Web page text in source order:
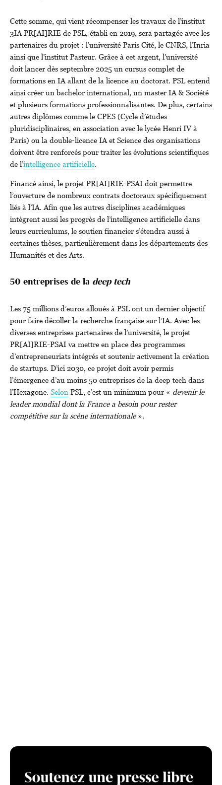
Cette somme, qui vient récompenser les travaux de l’institut
3IA PR[AI]RIE de PSL, établi en 2019, sera partagée avec les
partenaires du projet : l’université Paris Cité, le CNRS, l’Inria
ainsi que l’institut Pasteur. Grâce à cet argent, l’université
doit lancer dès septembre 2025 un cursus complet de
formations en IA allant de la licence au doctorat. PSL entend
ainsi créer un bachelor international, un master IA & Société
et plusieurs formations professionnalisantes. De plus, certains
autres diplômes comme le CPES (Cycle d’études
pluridisciplinaires, en association avec le lycée Henri IV à
Paris) ou la double-licence IA et Science des organisations
doivent être renforcés pour traiter les évolutions scientifiques
de l’intelligence artificielle.
Financé ainsi, le projet PR[AI]RIE-PSAI doit permettre
l’ouverture de nombreux contrats doctoraux spécifiquement
liés à l’IA. Afin que les autres disciplines académiques
intègrent aussi les progrès de l’intelligence artificielle dans
leurs curriculums, le soutien financier s’étendra aussi à
certaines thèses, particulièrement dans les départements des
Humanités et des Arts.
50 entreprises de la deep tech
Les 75 millions d’euros alloués à PSL ont un dernier objectif
pour faire décoller la recherche française sur l’IA. Avec les
diverses entreprises partenaires de l’université, le projet
PR[AI]RIE-PSAI va mettre en place des programmes
d’entrepreneuriats intégrés et soutenir activement la création
de startups. D’ici 2030, ce projet doit avoir permis
l’émergence d’au moins 50 entreprises de la deep tech dans
l’Hexagone. SelonPSL, c’est un minimum pour « devenir le
leader mondial dont la France a besoin pour rester
compétitive sur la scène internationale».